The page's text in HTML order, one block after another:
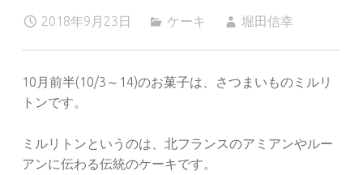
2018年9月23日 ケーキ 堀田信幸
10月前半(10/3～14)のお菓子は、さつまいものミルリ
トンです。
ミルリトンというのは、北フランスのアミアンやルー
アンに伝わる伝統のケーキです。